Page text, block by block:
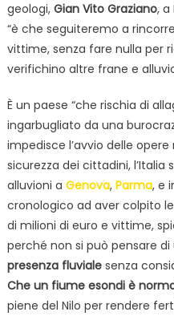
geologi, Gian Vito Graziano, a
“è che seguiteremo a
vittime, senza fare nulla per
verifichino altre frane e
È un paese “che rischia di
ingarbugliato da una
impedisce l’avvio delle
sicurezza dei cittadini, l’Italia
alluvioni a Genova, Parma, e
cronologico ad aver colpito
di milioni di euro e vittime,
perché non si può pensare
presenza fluvialesenza
Che un fiume esondi è
piene del Nilo per rendere